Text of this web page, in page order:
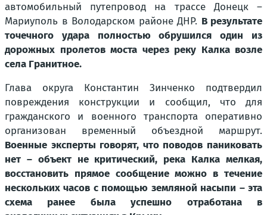
автомобильный путепровод на трассе Донецк –
Мариуполь в Володарском районе ДНР. В результате
точечного удара полностью обрушился один из
дорожных пролетов моста через реку Калка возле
села Гранитное.
Глава округа Константин Зинченко подтвердил
повреждения конструкции и сообщил, что для
гражданского и военного транспорта оперативно
организован временный объездной маршрут.
Военные эксперты говорят, что поводов паниковать
нет – объект не критический, река Калка мелкая,
восстановить прямое сообщение можно в течение
нескольких часов с помощью земляной насыпи – эта
схема ранее была успешно отработана в